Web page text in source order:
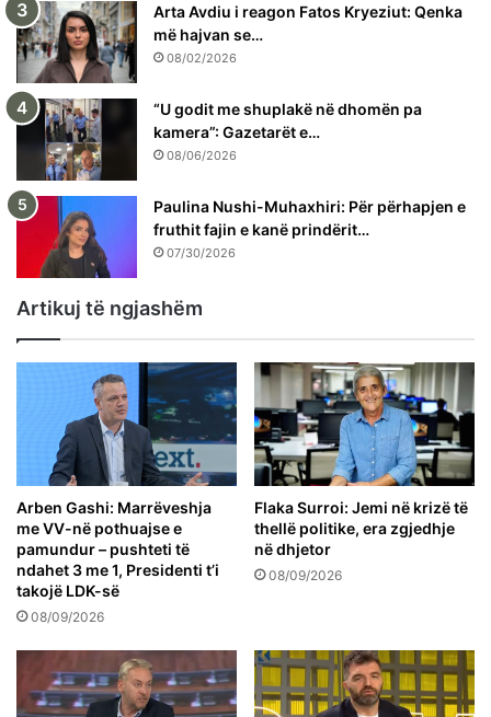
Arta Avdiu i reagon Fatos Kryeziut: Qenka
më hajvan se…
08/02/2026
“U godit me shuplakë në dhomën pa
kamera”: Gazetarët e…
08/06/2026
Paulina Nushi-Muhaxhiri: Për përhapjen e
fruthit fajin e kanë prindërit…
07/30/2026
Artikuj të ngjashëm
Arben Gashi: Marrëveshja
me VV-në pothuajse e
pamundur – pushteti të
ndahet 3 me 1, Presidenti t’i
takojë LDK-së
08/09/2026
Flaka Surroi: Jemi në krizë të
thellë politike, era zgjedhje
në dhjetor
08/09/2026